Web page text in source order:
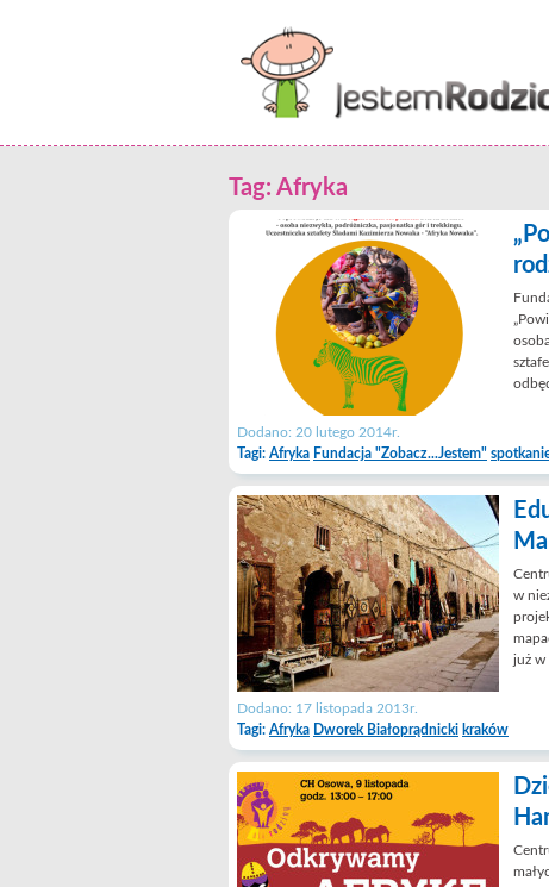
Tag: Afryka
Dodano: 20 lutego 2014r.
Tagi: Afryka Fundacja "Zobacz...Jestem"
w
już w
Dodano: 17 listopada 2013r.
Tagi: Afryka Dworek Białoprądnicki kraków